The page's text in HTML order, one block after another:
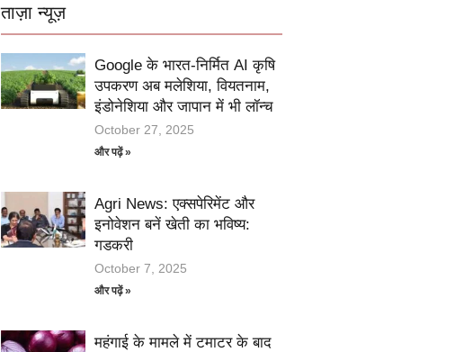
ताज़ा न्यूज़
Google के भारत-निर्मित AI कृषि
उपकरण अब मलेशिया, वियतनाम,
इंडोनेशिया और जापान में भी लॉन्च
October 27, 2025
और पढ़ें »
Agri News: एक्सपेरिमेंट और
इनोवेशन बनें खेती का भविष्य:
गडकरी
October 7, 2025
और पढ़ें »
महंगाई के मामले में टमाटर के बाद